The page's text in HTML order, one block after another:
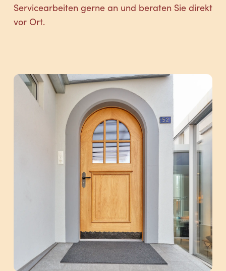
Servicearbeiten gerne an und beraten Sie direkt
vor Ort.